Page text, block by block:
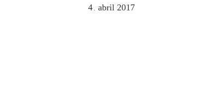
4 abril 2017